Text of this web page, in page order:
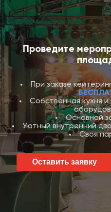
Проведите
При заказе
Собственная кухня
Основной
Уютный внутренний
Своя
Оставить заявку